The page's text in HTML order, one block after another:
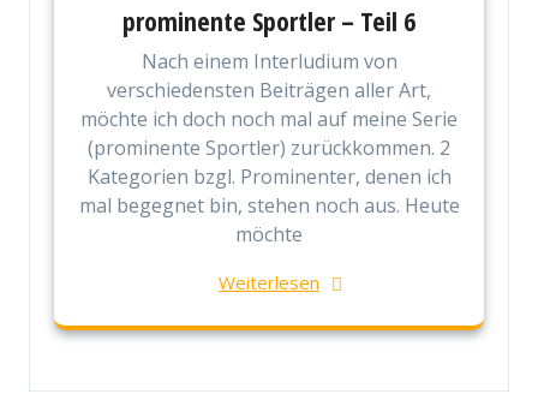
prominente Sportler – Teil 6
Nach einem Interludium von
verschiedensten Beiträgen aller Art,
möchte ich doch noch mal auf meine Serie
(prominente Sportler) zurückkommen. 2
Kategorien bzgl. Prominenter, denen ich
mal begegnet bin, stehen noch aus. Heute
möchte
Weiterlesen